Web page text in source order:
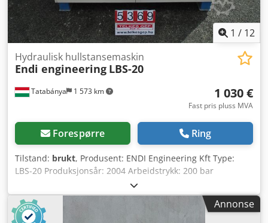
1 / 12
Tatabánya 1 573 km
Hydraulisk hullstansemaskin
Endi engineering LBS-20
1 030 €
Fast pris pluss MVA
Forespørre Ring
Tilstand: brukt, Produsent: ENDI Engineering Kft Type:
LBS-20 Produksjonsår: 2004 Arbeidstrykk: 200 bar
Spenning: 380 V Elektrisk effekt: 1,5 kW Credpfxey E Twaj
Ah Def Vekt: 378 kg
Annonse